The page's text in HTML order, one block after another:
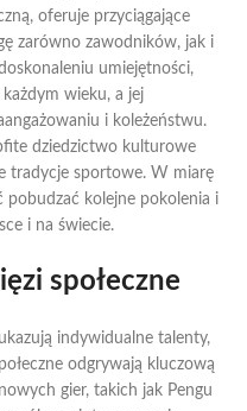
oferuje przyciągające
zarówno zawodników, jak i
umiejętności,
wieku, a jej
i koleżeństwu.
dziedzictwo kulturowe
tradycje sportowe. W miarę
pobudzać kolejne pokolenia i
i na świecie.
społeczne
indywidualne talenty,
odgrywają kluczową
gier, takich jak Pengu